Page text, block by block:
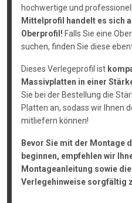
hochwertige und
Mittelprofil handelt es sich
Oberprofil! Falls Sie eine
suchen, finden Sie diese
Dieses Verlegeprofil ist
Massivplatten in einer
Sie bei der Bestellung die
Platten an, sodass wir Ihnen
mitliefern können!
Bevor Sie mit der Montage
beginnen, empfehlen wir
Montageanleitung sowie
Verlegehinweise sorgfältig